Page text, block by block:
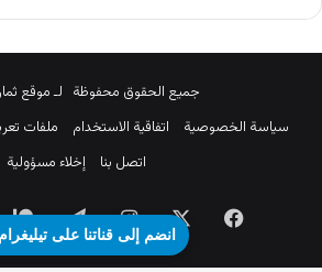
جميع الحقوق محفوظة لـ موقع
سياسة الخصوصية
اتفاقية الاستخدام ملفات
اتصل بنا
إخلاء مسؤولية
فيسبوك
‫X انستقرامتيلقرام
انضم إلى قناتنا على تيليغرام